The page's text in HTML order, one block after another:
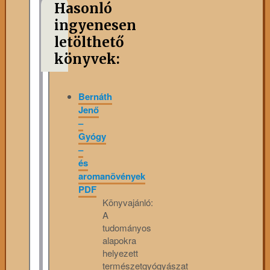
Hasonló
ingyenesen
letölthető
könyvek:
Bernáth
Jenő
–
Gyógy
–
és
aromanövények
PDF
Könyvajánló:
A
tudományos
alapokra
helyezett
természetgyógyászat